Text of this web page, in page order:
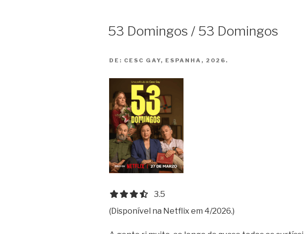
Bambini”
53 Domingos / 53 Domingos
DE: CESC GAY, ESPANHA, 2026.
3.5 out of 5.0 stars
3.5
(Disponível na Netflix em 4/2026.)